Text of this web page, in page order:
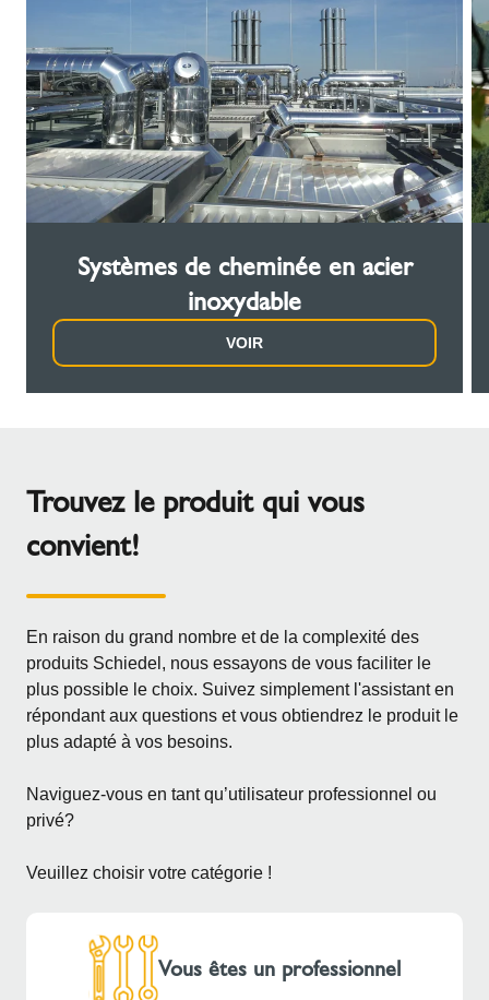
Systèmes de cheminée en acier
inoxydable
VOIR
Trouvez le produit qui vous
convient!
En raison du grand nombre et de la complexité des
produits Schiedel, nous essayons de vous faciliter le
plus possible le choix. Suivez simplement l'assistant en
répondant aux questions et vous obtiendrez le produit le
plus adapté à vos besoins.
Naviguez-vous en tant qu’utilisateur professionnel ou
privé?
Veuillez choisir votre catégorie !
Vous êtes un professionnel